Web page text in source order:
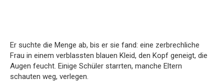
Er suchte die Menge ab, bis er sie fand: eine zerbrechliche
Frau in einem verblassten blauen Kleid, den Kopf geneigt, die
Augen feucht. Einige Schüler starrten, manche Eltern
schauten weg, verlegen.